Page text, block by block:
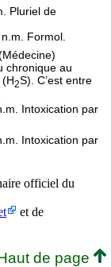
Pluriel de
n.m. Formol.
chronique au
2S). C’est entre
Intoxication par
Intoxication par
officiel du
et de
de page